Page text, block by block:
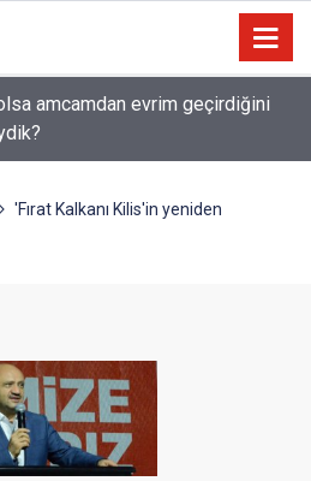
olsa amcamdan evrim geçirdiğini
12 Ağustos'ta: Türkiye'den
'Fırat Kalkanı Kilis'in yeniden